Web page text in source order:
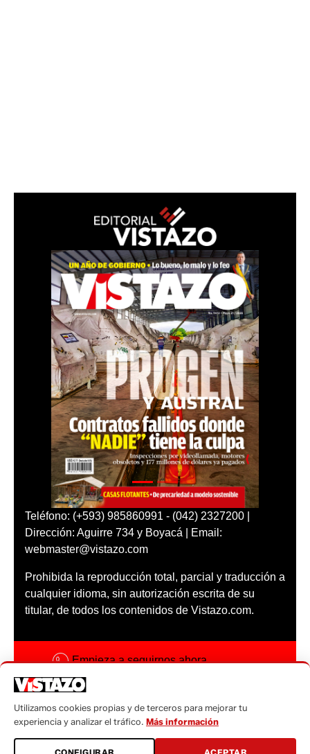
Teléfono: (+593) 985860991 - (042) 2327200 |
Dirección: Aguirre 734 y Boyacá | Email:
webmaster@vistazo.com
Prohibida la reproducción total, parcial y traducción a
cualquier idioma, sin autorización escrita de su
titular, de todos los contenidos de Vistazo.com.
Empieza a seguirnos ahora
Código ética
Sugerencias a:
Utilizamos cookies propias y de terceros para mejorar tu
experiencia y analizar el tráfico. Más información
CONFIGURAR ACEPTAR